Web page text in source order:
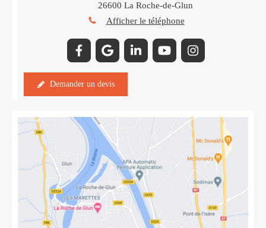
26600 La Roche-de-Glun
Afficher le téléphone
Demander un devis